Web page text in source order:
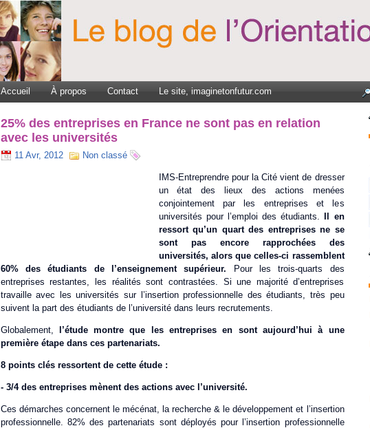
Accueil À propos Contact Le site, imaginetonfutur.com
25% des entreprises en France ne sont pas en relation
avec les universités
11 Avr, 2012 Non classé
IMS‐Entreprendre pour la Cité vient de dresser
un état des lieux des actions menées
conjointement par les entreprises et les
universités pour l’emploi des étudiants.
Il en
ressort qu’un quart des entreprises ne se
sont pas encore rapprochées des
universités, alors que celles‐ci rassemblent
60% des étudiants de l’enseignement supérieur. Pour les trois‐quarts des
entreprises restantes, les réalités sont contrastées. Si une majorité d’entreprises
travaille avec les universités sur l’insertion professionnelle des étudiants, très peu
suivent la part des étudiants de l’université dans leurs recrutements.
Globalement,
l’étude montre que les entreprises en sont aujourd’hui à une
première étape dans ces partenariats.
8 points clés ressortent de cette étude :
‐ 3/4 des entreprises mènent des actions avec l’université.
Ces démarches concernent le mécénat, la recherche & le développement et l’insertion
professionnelle. 82% des partenariats sont déployés pour l’insertion professionnelle